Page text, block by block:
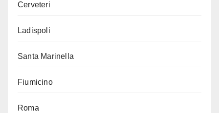
Cerveteri
Ladispoli
Santa Marinella
Fiumicino
Roma